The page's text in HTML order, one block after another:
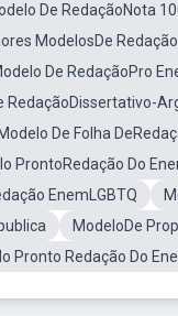
De RedaçãoNota
ModelosDe
De RedaçãoPro
RedaçãoDissertativo-
Modelo De Folha
ProntoRedação Do
EnemLGBTQ
ModeloDe
Pronto Redação Do